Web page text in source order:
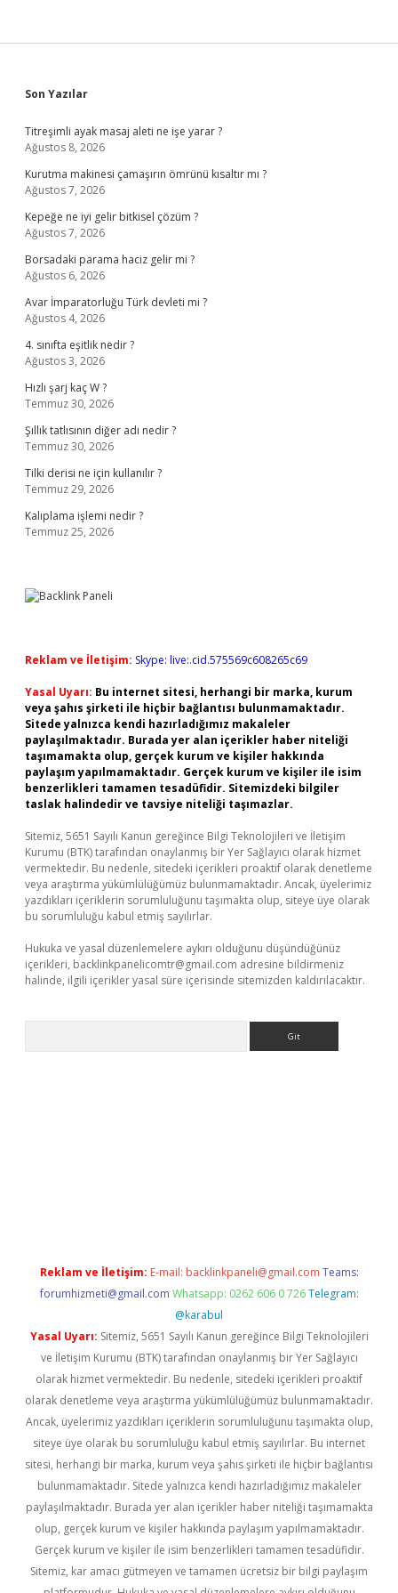
Sidebar
Son Yazılar
Titreşimli ayak masaj aleti ne işe yarar ?
Ağustos 8, 2026
Kurutma makinesi çamaşırın ömrünü kısaltır mı ?
Ağustos 7, 2026
Kepeğe ne iyi gelir bitkisel çözüm ?
Ağustos 7, 2026
Borsadaki parama haciz gelir mi ?
Ağustos 6, 2026
Avar İmparatorluğu Türk devleti mi ?
Ağustos 4, 2026
4. sınıfta eşitlik nedir ?
Ağustos 3, 2026
Hızlı şarj kaç W ?
Temmuz 30, 2026
Şıllık tatlısının diğer adı nedir ?
Temmuz 30, 2026
Tilki derisi ne için kullanılır ?
Temmuz 29, 2026
Kalıplama işlemi nedir ?
Temmuz 25, 2026
Reklam ve İletişim: Skype: live:.cid.575569c608265c69
Yasal Uyarı: Bu internet sitesi, herhangi bir marka, kurum
veya şahıs şirketi ile hiçbir bağlantısı bulunmamaktadır.
Sitede yalnızca kendi hazırladığımız makaleler
paylaşılmaktadır. Burada yer alan içerikler haber niteliği
taşımamakta olup, gerçek kurum ve kişiler hakkında
paylaşım yapılmamaktadır. Gerçek kurum ve kişiler ile isim
benzerlikleri tamamen tesadüfidir. Sitemizdeki bilgiler
taslak halindedir ve tavsiye niteliği taşımazlar.
Sitemiz, 5651 Sayılı Kanun gereğince Bilgi Teknolojileri ve İletişim
Kurumu (BTK) tarafından onaylanmış bir Yer Sağlayıcı olarak hizmet
vermektedir. Bu nedenle, sitedeki içerikleri proaktif olarak denetleme
veya araştırma yükümlülüğümüz bulunmamaktadır. Ancak, üyelerimiz
yazdıkları içeriklerin sorumluluğunu taşımakta olup, siteye üye olarak
bu sorumluluğu kabul etmiş sayılırlar.
Hukuka ve yasal düzenlemelere aykırı olduğunu düşündüğünüz
içerikleri, backlinkpanelicomtr@gmail.com adresine bildirmeniz
halinde, ilgili içerikler yasal süre içerisinde sitemizden kaldırılacaktır.
Reklam ve İletişim: E-mail: backlinkpaneli@gmail.com Teams:
forumhizmeti@gmail.com Whatsapp: 0262 606 0 726 Telegram:
@karabul
Yasal Uyarı: Sitemiz, 5651 Sayılı Kanun gereğince Bilgi Teknolojileri
ve İletişim Kurumu (BTK) tarafından onaylanmış bir Yer Sağlayıcı
olarak hizmet vermektedir. Bu nedenle, sitedeki içerikleri proaktif
olarak denetleme veya araştırma yükümlülüğümüz bulunmamaktadır.
Ancak, üyelerimiz yazdıkları içeriklerin sorumluluğunu taşımakta olup,
siteye üye olarak bu sorumluluğu kabul etmiş sayılırlar. Bu internet
sitesi, herhangi bir marka, kurum veya şahıs şirketi ile hiçbir bağlantısı
bulunmamaktadır. Sitede yalnızca kendi hazırladığımız makaleler
paylaşılmaktadır. Burada yer alan içerikler haber niteliği taşımamakta
olup, gerçek kurum ve kişiler hakkında paylaşım yapılmamaktadır.
Gerçek kurum ve kişiler ile isim benzerlikleri tamamen tesadüfidir.
Sitemiz, kar amacı gütmeyen ve tamamen ücretsiz bir bilgi paylaşım